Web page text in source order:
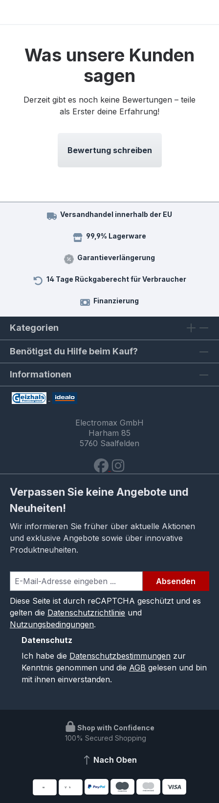
Was unsere Kunden
sagen
Derzeit gibt es noch keine Bewertungen – teile
als Erster deine Erfahrung!
Bewertung schreiben
Versandhandel innerhalb der EU
99,9% Lagerware
Garantieverlängerung
14 Tage Rückgaberecht für Verbraucher
Finanzierung
Kategorien
Benötigst du Hilfe beim Kauf?
Informationen
Electromax GmbH
Harham 85
5760 Saalfelden
Verpassen Sie keine Angebote und
Neuheiten!
Wir informieren Sie früher über aktuelle Aktionen
und exklusive Angebote sowie über innovative
Produktneuheiten.
Absenden
Diese Seite ist durch reCAPTCHA geschützt und es
gelten die Datenschutzrichtlinie und
Nutzungsbedingungen.
Datenschutz
Ich habe die Datenschutzbestimmungen zur
Kenntnis genommen und die AGB gelesen und bin
mit ihnen einverstanden.
Shop with Confidence
100% Secured Shopping
Nach Oben